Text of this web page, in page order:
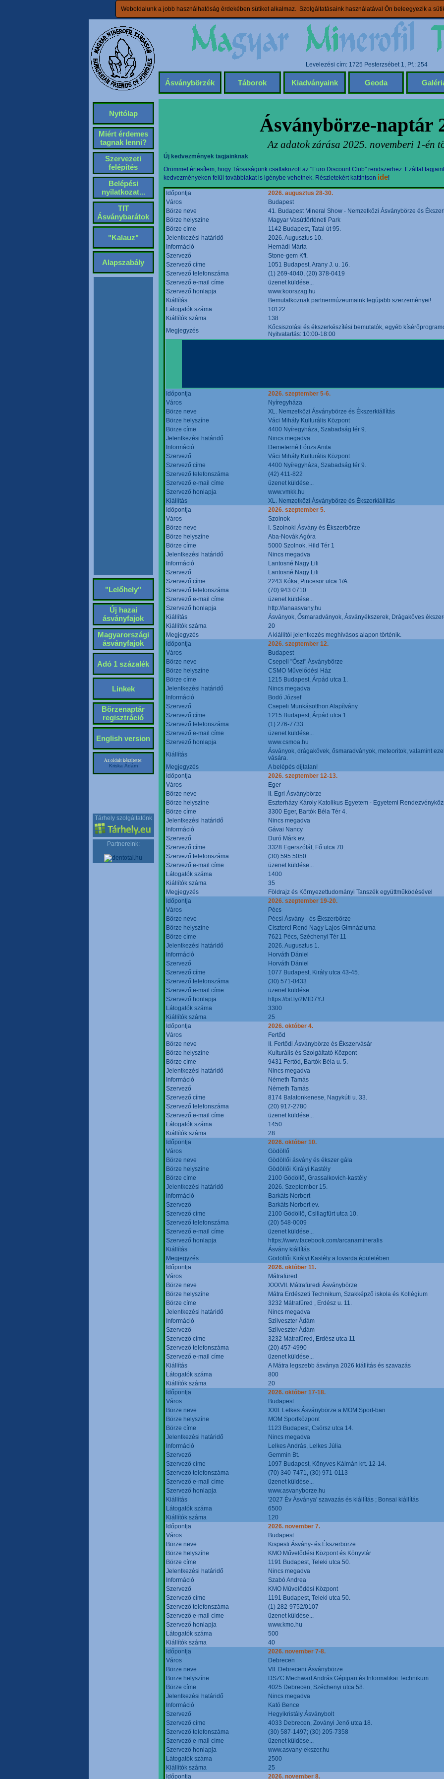
Weboldalunk a jobb használhatóság érdekében sütiket alkalmaz. Szolgáltatásaink használatával Ön beleegyezik a
Levelezési cím: 1725 Pesterzsébet 1, Pf.: 254
Ásványbörzék Táborok Kiadványaink Geoda
Nyitólap
Miért érdemes
tagnak lenni?
Szervezeti
felépítés
Belépési
nyilatkozat...
TIT
Ásványbarátok
"Kalauz"
Alapszabály
"Lelőhely"
Új hazai
ásványfajok
Magyarországi
ásványfajok
Adó 1 százalék
Linkek
Börzenaptár
regisztráció
English version
Az oldalt készítette:
Kriska Ádám
Tárhely szolgáltatónk
Partnereink:
Ásványbörze-naptár
Az adatok zárása 2025. novemberi 1-én
Új kedvezmények tagjainknak
Örömmel értesítem, hogy Társaságunk csatlakozott az "Euro Discount Club" rendszerhez. Ezáltal
kedvezményeken felül továbbiakat is igénybe vehetnek. Részletekért kattintson ide!
Időpontja
2026. augusztus 28-30.
Város
Budapest
Börze neve
41. Budapest Mineral Show - Nemzetközi Ásványbörze és
Börze helyszíne
Magyar Vasúttörténeti Park
Börze címe
1142 Budapest, Tatai út 95.
Jelentkezési határidő
2026. Augusztus 10.
Információ
Hernádi Márta
Szervező
Stone-gem Kft.
Szervező címe
1051 Budapest, Arany J. u. 16.
Szervező telefonszáma
(1) 269-4040, (20) 378-0419
Szervező e-mail címe
üzenet küldése...
Szervező honlapja
www.koorszag.hu
Kiállítás
Bemutatkoznak partnermúzeumaink legújabb szerzeményei!
Látogatók száma
10122
Kiállítók száma
138
Megjegyzés
Kőcsiszolási és ékszerkészítési bemutatók, egyéb
Nyitvatartás: 10:00-18:00
Időpontja
2026. szeptember 5-6.
Város
Nyíregyháza
Börze neve
XL. Nemzetközi Ásványbörze és Ékszerkiállítás
Börze helyszíne
Váci Mihály Kulturális Központ
Börze címe
4400 Nyíregyháza, Szabadság tér 9.
Jelentkezési határidő
Nincs megadva
Információ
Demeterné Fórizs Anita
Szervező
Váci Mihály Kulturális Központ
Szervező címe
4400 Nyíregyháza, Szabadság tér 9.
Szervező telefonszáma
(42) 411-822
Szervező e-mail címe
üzenet küldése...
Szervező honlapja
www.vmkk.hu
Kiállítás
XL. Nemzetközi Ásványbörze és Ékszerkiállítás
Időpontja
2026. szeptember 5.
Város
Szolnok
Börze neve
I. Szolnoki Ásvány és Ékszerbörze
Börze helyszíne
Aba-Novák Agóra
Börze címe
5000 Szolnok, Hild Tér 1
Jelentkezési határidő
Nincs megadva
Információ
Lantosné Nagy Lili
Szervező
Lantosné Nagy Lili
Szervező címe
2243 Kóka, Pincesor utca 1/A.
Szervező telefonszáma
(70) 943 0710
Szervező e-mail címe
üzenet küldése...
Szervező honlapja
http://lanaasvany.hu
Kiállítás
Ásványok, Ősmaradványok, Ásványékszerek, Drágaköves
Kiállítók száma
20
Megjegyzés
A kiállítói jelentkezés meghívásos alapon történik.
Időpontja
2026. szeptember 12.
Város
Budapest
Börze neve
Csepeli "Őszi" Ásványbörze
Börze helyszíne
CSMO Művelődési Ház
Börze címe
1215 Budapest, Árpád utca 1.
Jelentkezési határidő
Nincs megadva
Információ
Bodó József
Szervező
Csepeli Munkásotthon Alapítvány
Szervező címe
1215 Budapest, Árpád utca 1.
Szervező telefonszáma
(1) 276-7733
Szervező e-mail címe
üzenet küldése...
Szervező honlapja
www.csmoa.hu
Kiállítás
Ásványok, drágakövek, ősmaradványok, meteoritok, valamint
vására.
Megjegyzés
A belépés díjtalan!
Időpontja
2026. szeptember 12-13.
Város
Eger
Börze neve
II. Egri Ásványbörze
Börze helyszíne
Eszterházy Károly Katolikus Egyetem - Egyetemi
Börze címe
3300 Eger, Bartók Béla Tér 4.
Jelentkezési határidő
Nincs megadva
Információ
Gávai Nancy
Szervező
Duró Márk ev.
Szervező címe
3328 Egerszólát, Fő utca 70.
Szervező telefonszáma
(30) 595 5050
Szervező e-mail címe
üzenet küldése...
Látogatók száma
1400
Kiállítók száma
35
Megjegyzés
Földrajz és Környezettudományi Tanszék együttműködésével
Időpontja
2026. szeptember 19-20.
Város
Pécs
Börze neve
Pécsi Ásvány - és Ékszerbörze
Börze helyszíne
Ciszterci Rend Nagy Lajos Gimnáziuma
Börze címe
7621 Pécs, Széchenyi Tér 11
Jelentkezési határidő
2026. Augusztus 1.
Információ
Horváth Dániel
Szervező
Horváth Dániel
Szervező címe
1077 Budapest, Király utca 43-45.
Szervező telefonszáma
(30) 571-0433
Szervező e-mail címe
üzenet küldése...
Szervező honlapja
https://bit.ly/2MfD7YJ
Látogatók száma
3300
Kiállítók száma
25
Időpontja
2026. október 4.
Város
Fertőd
Börze neve
II. Fertődi Ásványbörze és Ékszervásár
Börze helyszíne
Kulturális és Szolgáltató Központ
Börze címe
9431 Fertőd, Bartók Béla u. 5.
Jelentkezési határidő
Nincs megadva
Információ
Németh Tamás
Szervező
Németh Tamás
Szervező címe
8174 Balatonkenese, Nagykúti u. 33.
Szervező telefonszáma
(20) 917-2780
Szervező e-mail címe
üzenet küldése...
Látogatók száma
1450
Kiállítók száma
28
Időpontja
2026. október 10.
Város
Gödöllő
Börze neve
Gödöllői ásvány és ékszer gála
Börze helyszíne
Gödöllői Királyi Kastély
Börze címe
2100 Gödöllő, Grassalkovich-kastély
Jelentkezési határidő
2026. Szeptember 15.
Információ
Barkáts Norbert
Szervező
Barkáts Norbert ev.
Szervező címe
2100 Gödöllő, Csillagfürt utca 10.
Szervező telefonszáma
(20) 548-0009
Szervező e-mail címe
üzenet küldése...
Szervező honlapja
https://www.facebook.com/arcanamineralis
Kiállítás
Ásvány kiállítás
Megjegyzés
Gödöllői Királyi Kastély a lovarda épületében
Időpontja
2026. október 11.
Város
Mátrafüred
Börze neve
XXXVII. Mátrafüredi Ásványbörze
Börze helyszíne
Mátra Erdészeti Technikum, Szakképző iskola és Kollégium
Börze címe
3232 Mátrafüred , Erdész u. 11.
Jelentkezési határidő
Nincs megadva
Információ
Szilveszter Ádám
Szervező
Szilveszter Ádám
Szervező címe
3232 Mátrafüred, Erdész utca 11
Szervező telefonszáma
(20) 457-4990
Szervező e-mail címe
üzenet küldése...
Kiállítás
A Mátra legszebb ásványa 2026 kiállítás és szavazás
Látogatók száma
800
Kiállítók száma
20
Időpontja
2026. október 17-18.
Város
Budapest
Börze neve
XXII. Lelkes Ásványbörze a MOM Sport-ban
Börze helyszíne
MOM Sportközpont
Börze címe
1123 Budapest, Csörsz utca 14.
Jelentkezési határidő
Nincs megadva
Információ
Lelkes András, Lelkes Júlia
Szervező
Gemmin Bt.
Szervező címe
1097 Budapest, Könyves Kálmán krt. 12-14.
Szervező telefonszáma
(70) 340-7471, (30) 971-0113
Szervező e-mail címe
üzenet küldése...
Szervező honlapja
www.asvanyborze.hu
Kiállítás
'2027 Év Ásványa' szavazás és kiállítás ; Bonsai kiállítás
Látogatók száma
6500
Kiállítók száma
120
Időpontja
2026. november 7.
Város
Budapest
Börze neve
Kispesti Ásvány- és Ékszerbörze
Börze helyszíne
KMO Művelődési Központ és Könyvtár
Börze címe
1191 Budapest, Teleki utca 50.
Jelentkezési határidő
Nincs megadva
Információ
Szabó Andrea
Szervező
KMO Művelődési Központ
Szervező címe
1191 Budapest, Teleki utca 50.
Szervező telefonszáma
(1) 282-9752/0107
Szervező e-mail címe
üzenet küldése...
Szervező honlapja
www.kmo.hu
Látogatók száma
500
Kiállítók száma
40
Időpontja
2026. november 7-8.
Város
Debrecen
Börze neve
VII. Debreceni Ásványbörze
Börze helyszíne
DSZC Mechwart András Gépipari és Informatikai Technikum
Börze címe
4025 Debrecen, Széchenyi utca 58.
Jelentkezési határidő
Nincs megadva
Információ
Kató Bence
Szervező
Hegyikristály Ásványbolt
Szervező címe
4033 Debrecen, Zoványi Jenő utca 18.
Szervező telefonszáma
(30) 587-1497; (30) 205-7358
Szervező e-mail címe
üzenet küldése...
Szervező honlapja
www.asvany-ekszer.hu
Látogatók száma
2500
Kiállítók száma
25
Időpontja
2026. november 8.